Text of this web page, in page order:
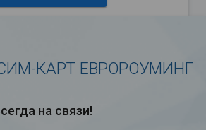
КАРТ ЕВРОРОУМИНГ
на связи!